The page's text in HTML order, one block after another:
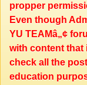
propper
Even though
YU TEAMâ„¢
with content that
check all the
education